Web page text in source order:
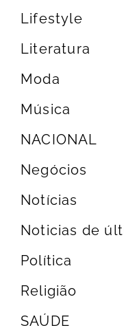
Lifestyle
Literatura
Moda
Música
NACIONAL
Negócios
Notícias
Noticias de
Política
Religião
SAÚDE